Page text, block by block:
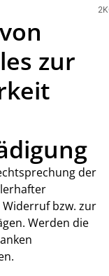
zur
der
bzw. zur
Werden die